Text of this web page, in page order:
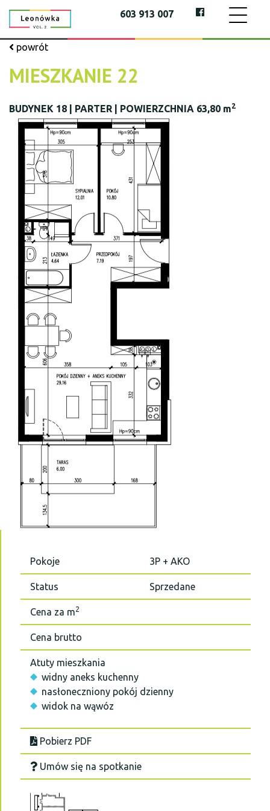
603 913 007
powrót
MIESZKANIE 22
BUDYNEK 18 | PARTER | POWIERZCHNIA 63,80 m2
Pokoje 3P + AKO
Status Sprzedane
Cena za m2
Cena brutto
Atuty mieszkania
widny aneks kuchenny
nasłoneczniony pokój dzienny
widok na wąwóz
Pobierz PDF
Umów się na spotkanie